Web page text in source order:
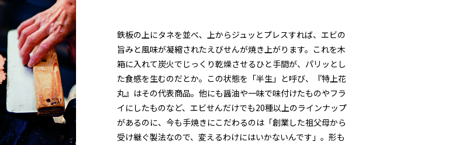
鉄板の上にタネを並べ、上からジュッとプレスすれば、エビの
旨みと風味が凝縮されたえびせんが焼き上がります。これを木
箱に入れて炭火でじっくり乾燥させるひと手間が、パリッとし
た食感を生むのだとか。この状態を「半生」と呼び、『特上花
丸』はその代表商品。他にも醤油や一味で味付けたものやフラ
イにしたものなど、エビせんだけでも20種以上のラインナップ
があるのに、今も手焼きにこだわるのは「創業した祖父母から
受け継ぐ製法なので、変えるわけにはいかないんです」。形も